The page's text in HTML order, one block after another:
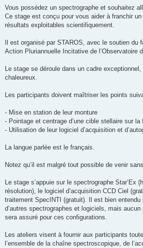
Vous possédez un spectrographe et souhaitez
Ce stage est conçu pour vous aider à franchir
résultats exploitables scientifiquement.
Il est organisé par STAROS, avec le soutien du
Action Pluriannuelle Incitative de l’Observatoire
Le stage se déroule dans un cadre
chaleureux.
Les participants doivent maîtriser les points
- Mise en station de leur monture
- Pointage et centrage d’une cible stellaire sur la
- Utilisation de leur logiciel d’acquisition et
La langue parlée est le français.
Notez qu’il est malgré tout possible de venir
Le stage s’appuie sur le spectrographe Star’Ex
résolution), le logiciel d’acquisition CCD Ciel
traitement SpecINTI (gratuit). Il est bien entendu
d’autres spectrographes et logiciels, mais
sera assuré pour ces configurations.
Les ateliers visent à fournir aux participants
l’ensemble de la chaîne spectroscopique, de